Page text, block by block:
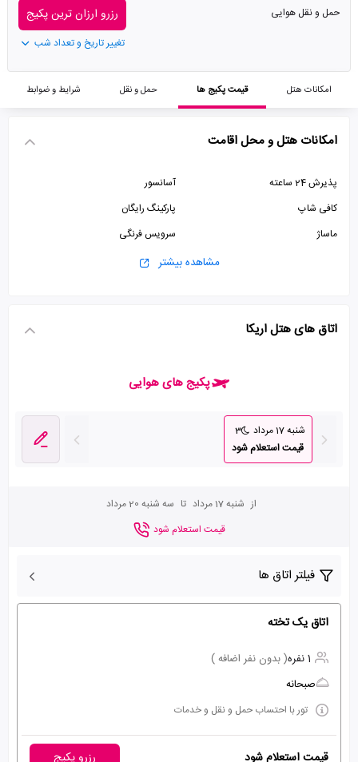
حمل و نقل هوایی
رزرو ارزان ترین پکیج
تغییر تاریخ و تعداد شب
امکانات هتل قیمت پکیج ها حمل و نقل شرایط و ضوابط
امکانات هتل و محل اقامت
پذیرش 24 ساعته
آسانسور
کافی شاپ
پارکینگ رایگان
ماساژ
سرویس فرنگی
مشاهده بیشتر
اتاق های هتل اریکا
پکیج های هوایی
شنبه 17 مرداد
3
قیمت استعلام شود
از شنبه 17 مرداد تا سه شنبه 20 مرداد
قیمت استعلام شود
فیلتر اتاق ها
اتاق یک تخته
1 نفره
( بدون نفر اضافه )
صبحانه
تور با احتساب حمل و نقل و خدمات
قیمت استعلام شود رزرو پکیج